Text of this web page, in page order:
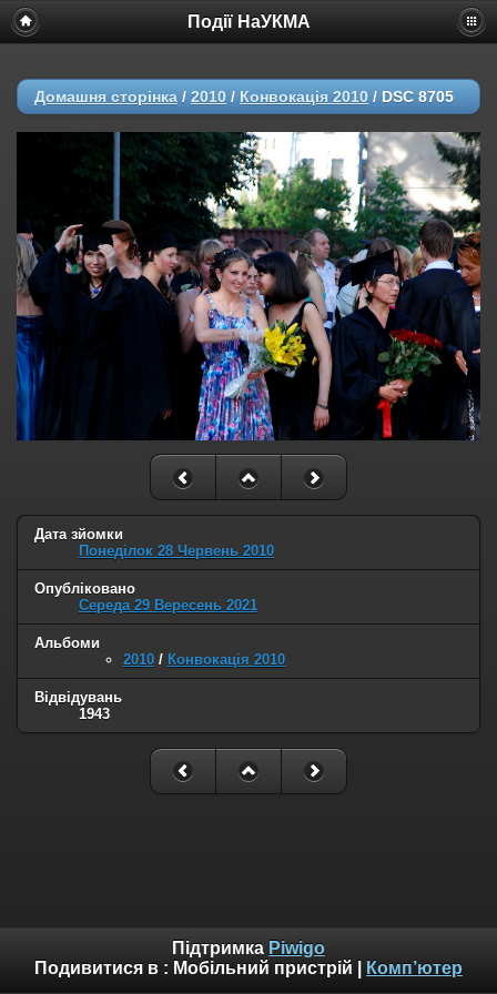
Події НаУКМА
Домашня сторінка / 2010 / Конвокація 2010 / DSC 8705
Дата зйомки
Понеділок 28 Червень 2010
Опубліковано
Середа 29 Вересень 2021
Альбоми
2010 / Конвокація 2010
Відвідувань
1943
Підтримка Piwigo
Подивитися в : Мобільний пристрій Комп’ютер